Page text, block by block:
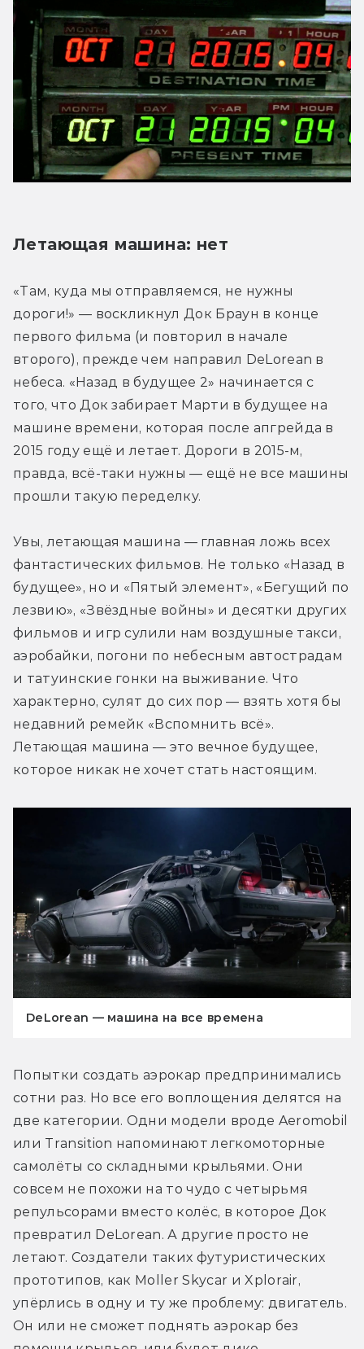
Летающая машина: нет
«Там, куда мы отправляемся, не нужны
дороги!» — воскликнул Док Браун в конце
первого фильма (и повторил в начале
второго), прежде чем направил DeLorean в
небеса. «Назад в будущее 2» начинается с
того, что Док забирает Марти в будущее на
машине времени, которая после апгрейда в
2015 году ещё и летает. Дороги в 2015-м,
правда, всё-таки нужны — ещё не все машины
прошли такую переделку.
Увы, летающая машина — главная ложь всех
фантастических фильмов. Не только «Назад в
будущее», но и «Пятый элемент», «Бегущий по
лезвию», «Звёздные войны» и десятки других
фильмов и игр сулили нам воздушные такси,
аэробайки, погони по небесным автострадам
и татуинские гонки на выживание. Что
характерно, сулят до сих пор — взять хотя бы
недавний ремейк «Вспомнить всё».
Летающая машина — это вечное будущее,
которое никак не хочет стать настоящим.
DeLorean — машина на все времена
Попытки создать аэрокар предпринимались
сотни раз. Но все его воплощения делятся на
две категории. Одни модели вроде Aeromobil
или Transition напоминают легкомоторные
самолёты со складными крыльями. Они
совсем не похожи на то чудо с четырьмя
репульсорами вместо колёс, в которое Док
превратил DeLorean. А другие просто не
летают. Создатели таких футуристических
прототипов, как Moller Skycar и Xplorair,
упёрлись в одну и ту же проблему: двигатель.
Он или не сможет поднять аэрокар без